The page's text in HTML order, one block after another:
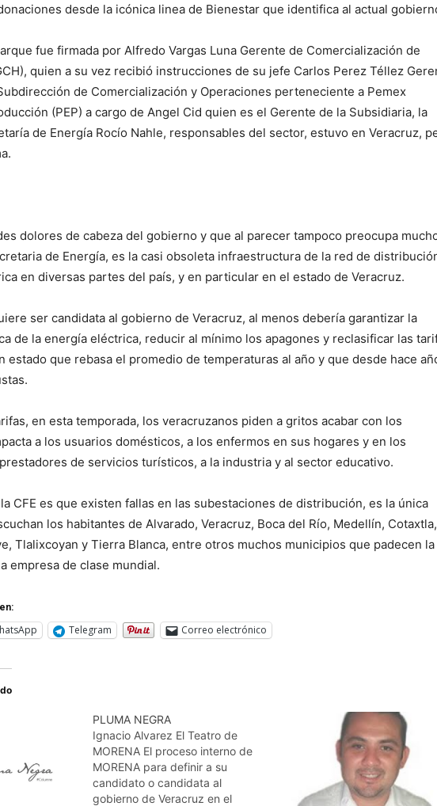
desde la icónica linea de Bienestar que identifica al actual
fue firmada por Alfredo Vargas Luna Gerente de Comercialización de
quien a su vez recibió instrucciones de su jefe Carlos Perez Téllez
de Comercialización y Operaciones perteneciente a Pemex
(PEP) a cargo de Angel Cid quien es el Gerente de la Subsidiaria, la
de Energía Rocío Nahle, responsables del sector, estuvo en Veracruz,
dolores de cabeza del gobierno y que al parecer tampoco preocupa
de Energía, es la casi obsoleta infraestructura de la red de
en diversas partes del país, y en particular en el estado de Veracruz.
ser candidata al gobierno de Veracruz, al menos debería garantizar la
de la energía eléctrica, reducir al mínimo los apagones y reclasificar las
estado que rebasa el promedio de temperaturas al año y que desde hace
en esta temporada, los veracruzanos piden a gritos acabar con los
a los usuarios domésticos, a los enfermos en sus hogares y en los
de servicios turísticos, a la industria y al sector educativo.
CFE es que existen fallas en las subestaciones de distribución, es la única
los habitantes de Alvarado, Veracruz, Boca del Río, Medellín, Cotaxtla,
Tlalixcoyan y Tierra Blanca, entre otros muchos municipios que padecen la
empresa de clase mundial.
Telegram Correo electrónico
PLUMA NEGRA
Ignacio Alvarez El Teatro de
MORENA El proceso interno de
MORENA para definir a su
candidato o candidata al
gobierno de Veracruz en el